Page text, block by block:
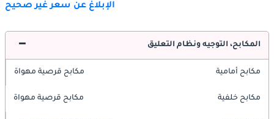
الإبلاغ عن سعر غير صحيح
المكابح، التوجيه ونظام التعليق
مكابح أمامية مكابح قرصية مهواة
مكابح خلفية مكابح قرصية مهواة